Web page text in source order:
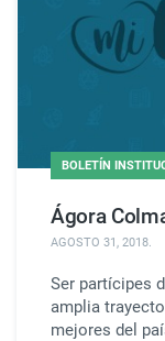
BOLETÍN
Ágora
AGOSTO 31, 2018.
Ser partícipes
amplia
mejores del